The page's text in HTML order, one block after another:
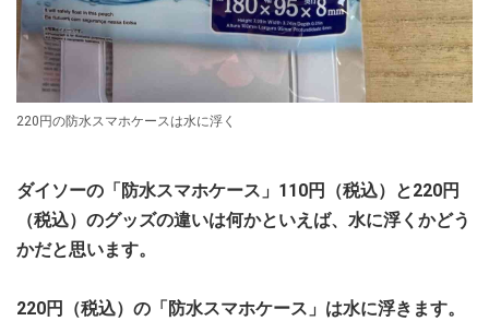
220円の防水スマホケースは水に浮く
ダイソーの「防水スマホケース」110円（税込）と220円
（税込）のグッズの違いは何かといえば、水に浮くかどう
かだと思います。
220円（税込）の「防水スマホケース」は水に浮きます。